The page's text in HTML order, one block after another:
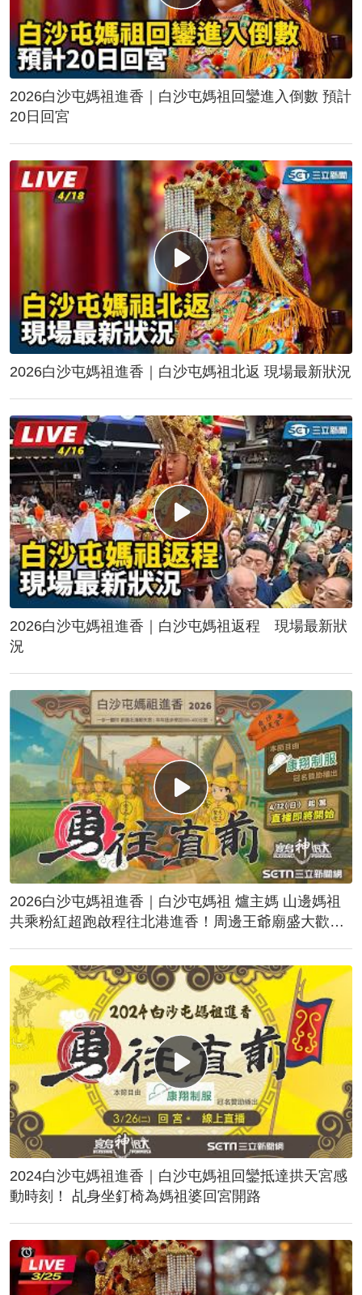
2026白沙屯媽祖進香｜白沙屯媽祖回鑾進入倒數 預計
20日回宮
2026白沙屯媽祖進香｜白沙屯媽祖北返 現場最新狀況
2026白沙屯媽祖進香｜白沙屯媽祖返程 現場最新狀
況
2026白沙屯媽祖進香｜白沙屯媽祖 爐主媽 山邊媽祖
共乘粉紅超跑啟程往北港進香！周邊王爺廟盛大歡
2024白沙屯媽祖進香｜白沙屯媽祖回鑾抵達拱天宮感
動時刻！ 乩身坐釘椅為媽祖婆回宮開路